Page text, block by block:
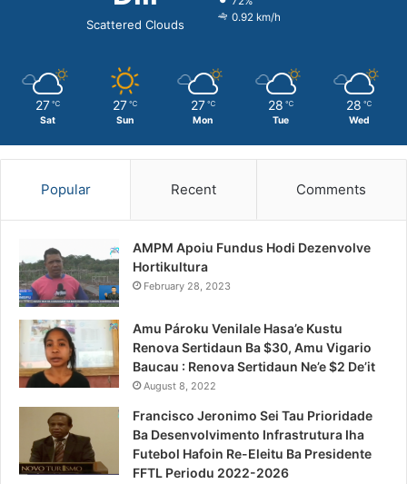
Scattered Clouds
0.92 km/h
27 ℃
Sat
27 ℃
Sun
27 ℃
Mon
28 ℃
Tue
28 ℃
Wed
Popular Recent Comments
AMPM Apoiu Fundus Hodi Dezenvolve
Hortikultura
February 28, 2023
Amu Pároku Venilale Hasa’e Kustu
Renova Sertidaun Ba $30, Amu Vigario
Baucau : Renova Sertidaun Ne’e $2 De’it
August 8, 2022
Francisco Jeronimo Sei Tau Prioridade
Ba Desenvolvimento Infrastrutura Iha
Futebol Hafoin Re-Eleitu Ba Presidente
FFTL Periodu 2022-2026